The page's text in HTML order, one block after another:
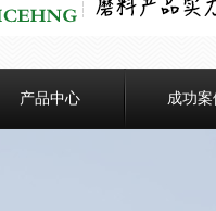
产品中心 成功案